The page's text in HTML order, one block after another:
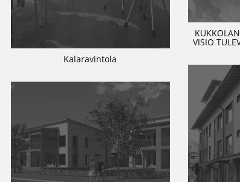
Kalaravintola
VISIO